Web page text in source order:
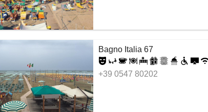
Bagno Italia 67
+39 0547 80202